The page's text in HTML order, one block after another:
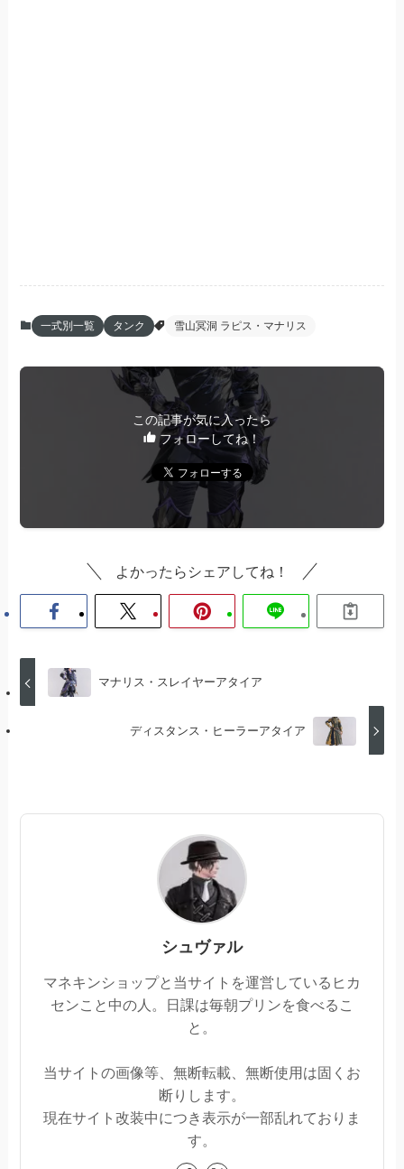
一式別一覧 タンク 雪山冥洞 ラピス・マナリス
この記事が気に入ったら
フォローしてね！
よかったらシェアしてね！
マナリス・スレイヤーアタイア
ディスタンス・ヒーラーアタイア
シュヴァル
マネキンショップと当サイトを運営しているヒカ
センこと中の人。日課は毎朝プリンを食べるこ
と。
当サイトの画像等、無断転載、無断使用は固くお
断りします。
現在サイト改装中につき表示が一部乱れておりま
す。